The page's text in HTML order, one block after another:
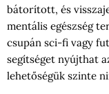
bátorított, és
mentális egészség
csupán sci-fi vagy
segítséget nyújthat
lehetőségük szinte